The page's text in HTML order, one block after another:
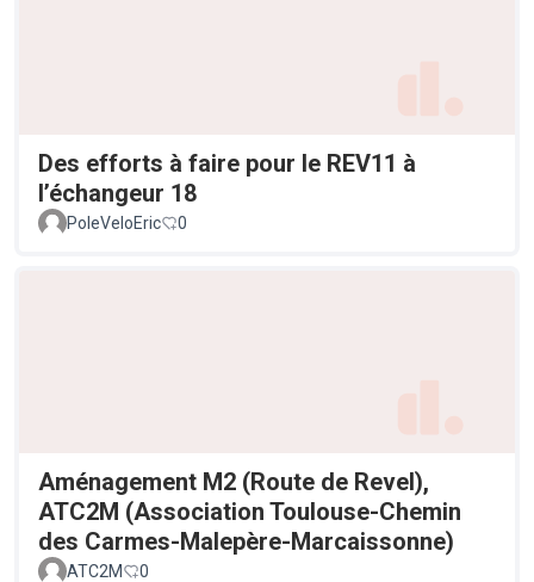
Des efforts à faire pour le REV11 à
l’échangeur 18
PoleVeloEric 0
Aménagement M2 (Route de Revel),
ATC2M (Association Toulouse-Chemin
des Carmes-Malepère-Marcaissonne)
ATC2M 0